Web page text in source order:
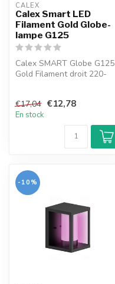
CALEX
Calex Smart LED
Filament Gold Globe-
lampe G125
Calex SMART Globe G125
Gold Filament droit 220-
€17,04 €12,78
En stock
-10%